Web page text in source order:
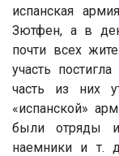
испанская
Зютфен, а в
почти всех
участь
часть из них
«испанской»
были отряды
наемники и т.